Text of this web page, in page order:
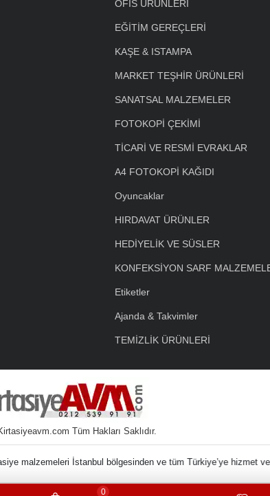
OFİS ÜRÜNLERİ
EĞİTİM GEREÇLERİ
KAŞE & ISTAMPA
MARKET TEŞHİR ÜRÜNLERİ
SANATSAL MALZEMELER
FOTOKOPİ ÇEKİMİ
TİCARİ VE RESMİ EVRAKLAR
A4 FOTOKOPİ KAĞIDI
Oyuncaklar
HIRDAVAT ÜRÜNLER
HEDİYELİK VE SÜSLER
KONFEKSİYON SARF
Etiketler
Ajanda & Takvimler
TEMİZLİK ÜRÜNLERİ
Tüm Hakları Saklıdır.
0